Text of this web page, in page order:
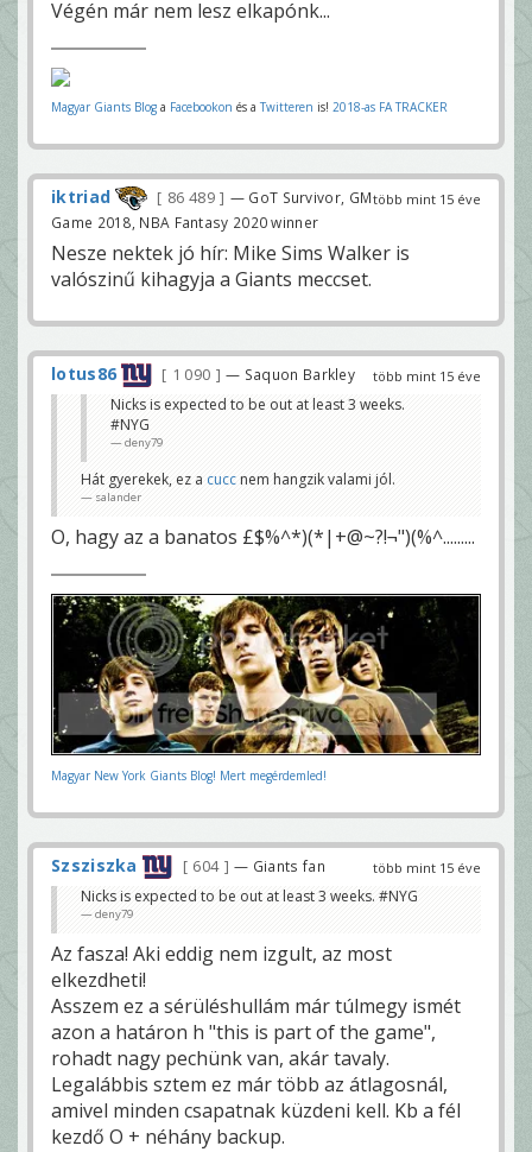
Végén már nem lesz elkapónk...
Magyar Giants Blog a Facebookon és aTwitteren is! 2018-as FA TRACKER
több mint 15 éve
iktriad 86 489
— GoT Survivor, GM
Game 2018, NBA Fantasy 2020 winner
Nesze nektek jó hír: Mike Sims Walker is
valószinű kihagyja a Giants meccset.
több mint 15 éve
lotus86 1 090 — Saquon Barkley
Nicks is expected to be out at least 3 weeks.
#NYG
deny79
Hát gyerekek, ez a cuccnem hangzik valami jól.
salander
O, hagy az a banatos £$%^*)(*|+@~?!¬")(%^.........
Magyar New York Giants Blog! Mert megérdemled!
több mint 15 éve
Szsziszka 604 — Giants fan
Nicks is expected to be out at least 3 weeks. #NYG
deny79
Az fasza! Aki eddig nem izgult, az most
elkezdheti!
Asszem ez a sérüléshullám már túlmegy ismét
azon a határon h "this is part of the game",
rohadt nagy pechünk van, akár tavaly.
Legalábbis sztem ez már több az átlagosnál,
amivel minden csapatnak küzdeni kell. Kb a fél
kezdő O + néhány backup.